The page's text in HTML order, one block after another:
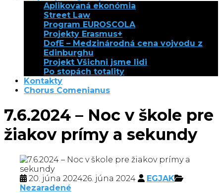
Aplikovaná ekonómia
Street Law
Program EUROSCOLA
Projekty Erasmus+
DofE – Medzinárodná cena vojvodu z
Edinburghu
Projekt Všichni jsme lidi
Po stopách totality
Kontakty
Chorus Comenianus
7.6.2024 – Noc v škole pre
žiakov prímy a sekundy
20. júna 202426. júna 2024
EGJAK
Nezaradené